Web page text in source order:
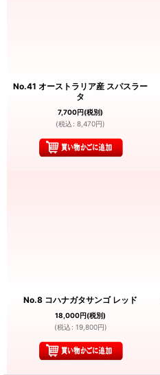
No.41 オーストラリア産 スパスラー
タ
7,700円(税別)
(税込 : 8,470円)
No.8 コハナガタサンゴ レッド
18,000円(税別)
(税込 : 19,800円)